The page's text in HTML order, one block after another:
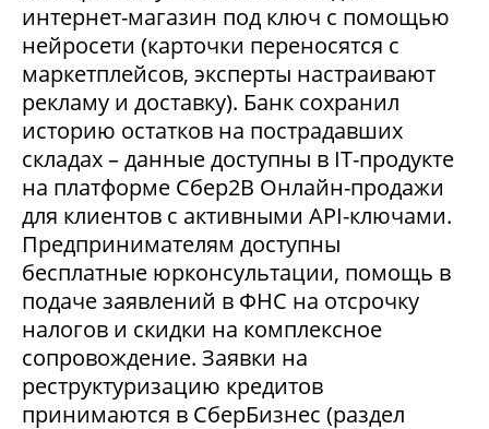
интернет-магазин под ключ с помощью
нейросети (карточки переносятся с
маркетплейсов, эксперты настраивают
рекламу и доставку). Банк сохранил
историю остатков на пострадавших
складах – данные доступны в IT-продукте
на платформе Сбер2В Онлайн-продажи
для клиентов с активными API-ключами.
Предпринимателям доступны
бесплатные юрконсультации, помощь в
подаче заявлений в ФНС на отсрочку
налогов и скидки на комплексное
сопровождение. Заявки на
реструктуризацию кредитов
принимаются в СберБизнес (раздел